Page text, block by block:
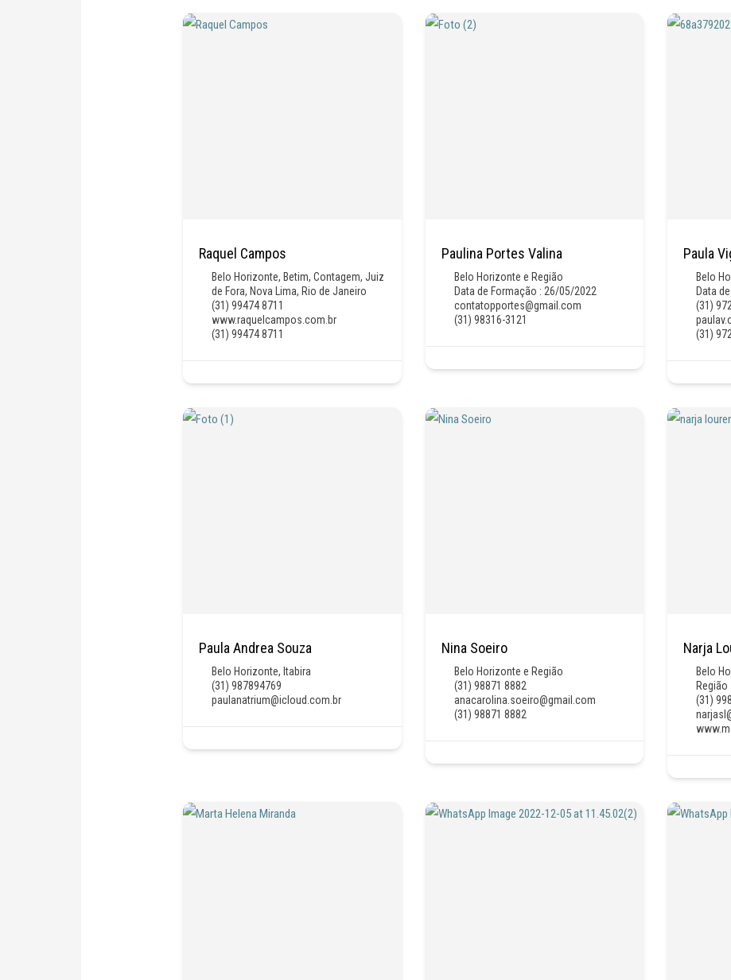
Raquel Campos
Belo Horizonte, Betim,Contagem,Juiz
de Fora, Nova Lima, Rio de Janeiro
(31) 99474 8711
www.raquelcampos.com.br
(31) 99474 8711
Paulina Portes Valina
Belo Horizonte e Região
Data de Formação : 26/05/2022
contatopportes@gmail.com
(31) 98316-3121
Paula
Belo
Data
(31)
(31)
Paula Andrea Souza
Belo Horizonte, Itabira
(31) 987894769
paulanatrium@icloud.com.br
Nina Soeiro
Belo Horizonte e Região
(31) 98871 8882
anacarolina.soeiro@gmail.com
(31) 98871 8882
Narja
Belo
Região
(31)